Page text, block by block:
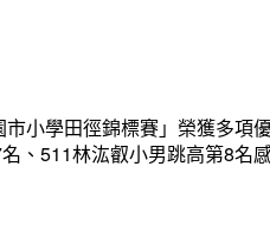
小學田徑錦標賽」榮獲多
、511林汯叡小男跳高第8名